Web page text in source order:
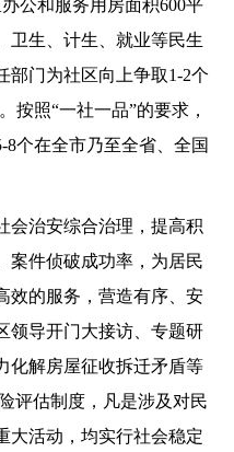
公和服务用房面积600平
卫生、计生、就业等民生
部门为社区向上争取1-2个
按照“一社一品”的要求，
个在全市乃至全省、全国
会治安综合治理，提高积
案件侦破成功率，为居民
效的服务，营造有序、安
领导开门大接访、专题研
化解房屋征收拆迁矛盾等
评估制度，凡是涉及对民
大活动，均实行社会稳定